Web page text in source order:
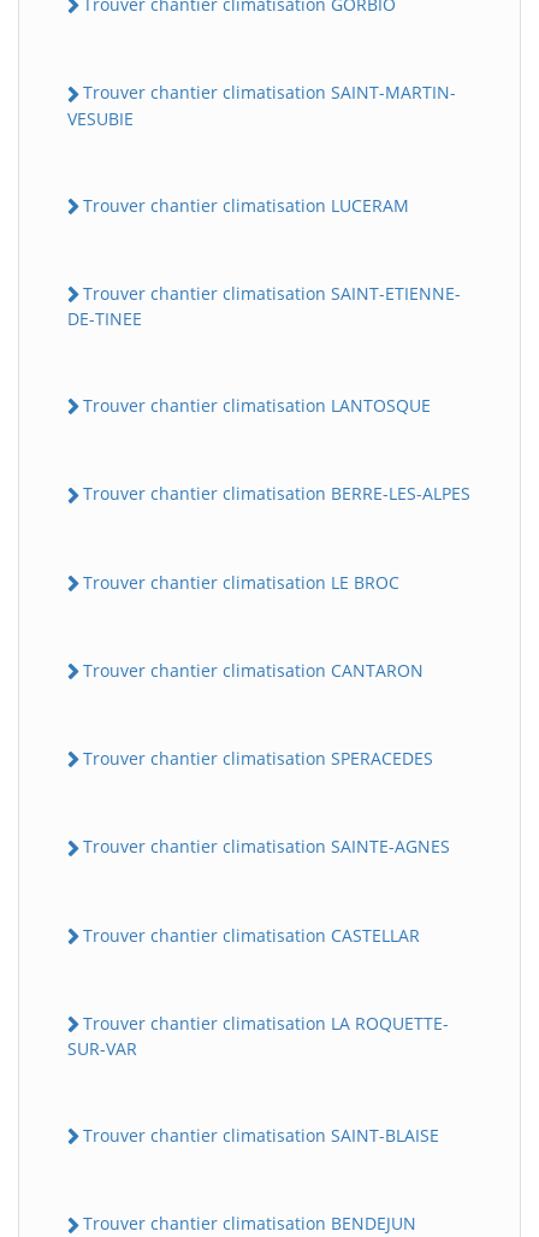
Trouver chantier climatisation SAINT-MARTIN-
VESUBIE
Trouver chantier climatisation LUCERAM
Trouver chantier climatisation SAINT-ETIENNE-
DE-TINEE
Trouver chantier climatisation LANTOSQUE
Trouver chantier climatisation BERRE-LES-ALPES
Trouver chantier climatisation LE BROC
Trouver chantier climatisation CANTARON
Trouver chantier climatisation SPERACEDES
Trouver chantier climatisation SAINTE-AGNES
Trouver chantier climatisation CASTELLAR
Trouver chantier climatisation LA ROQUETTE-
SUR-VAR
Trouver chantier climatisation SAINT-BLAISE
Trouver chantier climatisation BENDEJUN